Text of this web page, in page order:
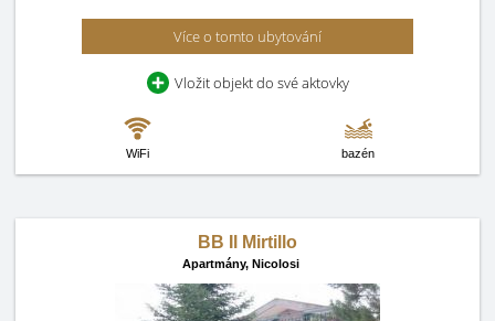
Více o tomto ubytování
Vložit objekt do své aktovky
WiFi bazén
BB Il Mirtillo
Apartmány, Nicolosi